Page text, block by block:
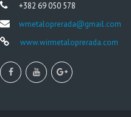
+382 69 050 578
wmetaloprerada@gmail.com
www.wirmetaloprerada.com